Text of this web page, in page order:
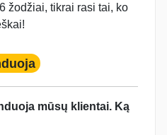
žodžiai, tikrai rasi tai, ko
mūsų klientai. Ką